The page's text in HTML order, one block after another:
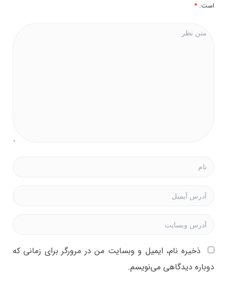
است. *
ذخیره نام، ایمیل و وبسایت من در مرورگر برای زمانی که
دوباره دیدگاهی می‌نویسم.